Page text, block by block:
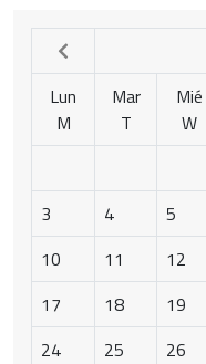
Lun
M
Mar
T
Mié
W
3
4 5
10
11 12
17
18 19
24
25 26